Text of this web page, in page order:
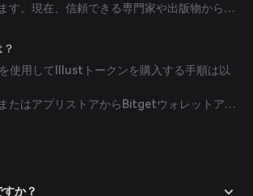
す。現在、信頼できる専門家や出版物からの
ません。
使用してIllustトークンを購入する手順は以
たはアプリストアからBitgetウォレットアプ
ます。
、ウォレットに資金を入れます。
か？